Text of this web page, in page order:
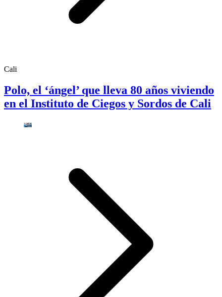
Cali
Polo, el ‘ángel’ que lleva 80 años viviendo
en el Instituto de Ciegos y Sordos de Cali